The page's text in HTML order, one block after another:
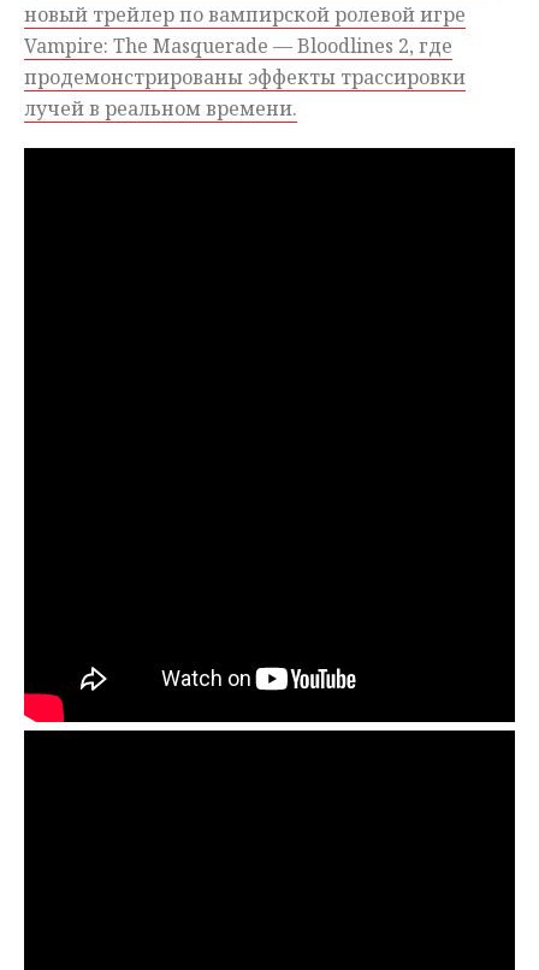
новый трейлер по вампирской ролевой игре
Vampire: The Masquerade — Bloodlines 2, где
продемонстрированы эффекты трассировки
лучей в реальном времени.